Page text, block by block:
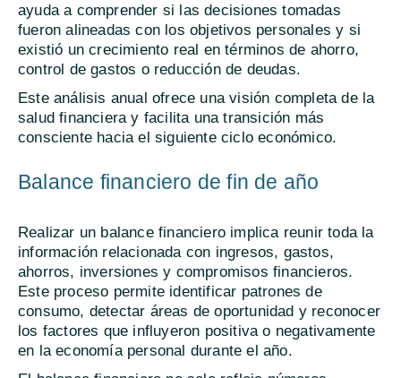
ayuda a comprender si las decisiones tomadas
fueron alineadas con los objetivos personales y si
existió un crecimiento real en términos de ahorro,
control de gastos o reducción de deudas.
Este análisis anual ofrece una visión completa de la
salud financiera y facilita una transición más
consciente hacia el siguiente ciclo económico.
Balance financiero de fin de año
Realizar un balance financiero implica reunir toda la
información relacionada con ingresos, gastos,
ahorros, inversiones y compromisos financieros.
Este proceso permite identificar patrones de
consumo, detectar áreas de oportunidad y reconocer
los factores que influyeron positiva o negativamente
en la economía personal durante el año.